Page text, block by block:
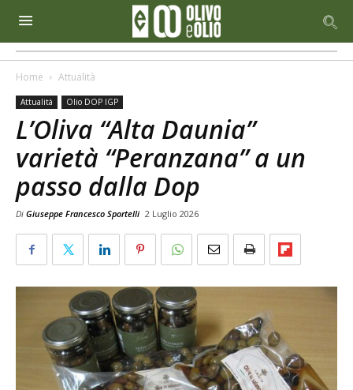
Home Attualità
Attualità Olio DOP IGP
L’Oliva “Alta Daunia”
varietà “Peranzana” a un
passo dalla Dop
Di Giuseppe Francesco Sportelli 2 Luglio 2026